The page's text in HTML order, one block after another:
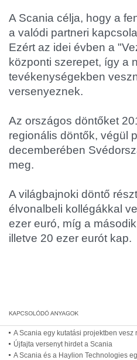
A Scania célja, hogy a
a valódi partneri
Ezért az idei évben a
központi szerepet, így a
tevékenységekben
versenyeznek.
Az országos döntőket
regionális döntők, végül
decemberében
meg.
A világbajnoki döntő
élvonalbeli kollégákkal
ezer euró, míg a
illetve 20 ezer eurót kap.
A Scania egy kutatási projektben vesz
Újfajta versenyt hirdet a Scania
A Scania és a Haylion Technologies